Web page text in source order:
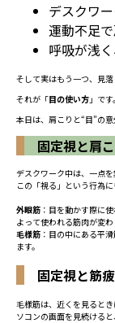
デスクワ
運動不足
呼吸が浅
そして実はもう一つ、見落
それが「目の使い方 」です。
本日は、肩こりと“目”の
固定視と肩
デスクワーク中は、一点
この「視る」という行為に
外眼筋 ：目を動かす際に
よって使われる筋肉が変わ
毛様筋 ：目の中にある平
ます。
固定視と筋
毛様筋は、近くを見ると
ソコンの画面を見続ける